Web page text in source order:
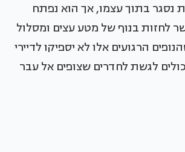
נסגר בתוך עצמו, אך הוא נפתח
לחזות בנוף של מטע עצים ומסלול
הרגועים אלו לא יספיקו לדיירי
לגשת לחדרים שצופים אל עבר